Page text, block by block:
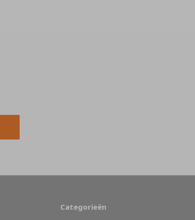
Categorieën